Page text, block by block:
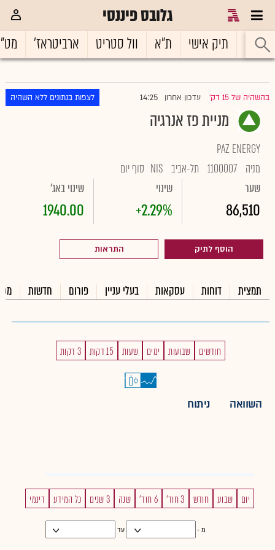
גלובס פיננסי
ראשי תיק אישי ת"א וול סטריט ארביטראז'
בהשהיה של 15 דק' עדכון אחרון 14:25 לצפות בנתונים ללא השהיה
מניית פז אנרגיה
PAZ ENERGY
מניה 1100007 תל-אביב NIS סוף יום
שער
86,510
שינוי
+2.29%
שינוי באג'
1940.00
הוסף לתיק התראות
תמצית דוחות עסקאות בעלי עניין פורום חדשות
חודשים שבועות ימים שעות 15 דקות 3 דקות
השוואה ניתוח
יום שבוע חודש 3 חוד' 6 חוד' שנה 3 שנים כל המידע דינמי
מ - עד